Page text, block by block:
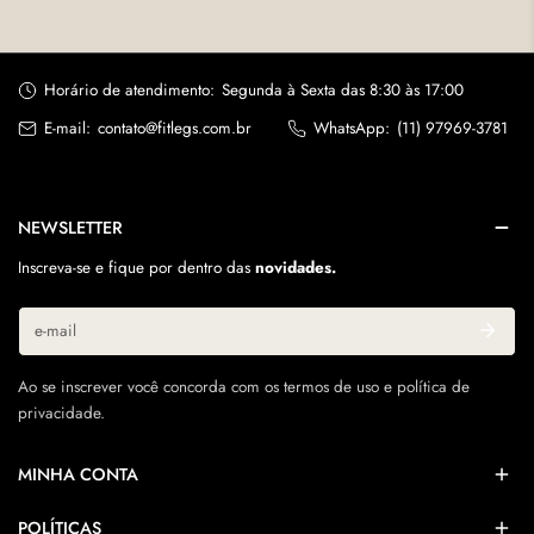
Horário de atendimento: Segunda à Sexta das 8:30 às 17:00
E-mail: contato@fitlegs.com.br WhatsApp: (11) 97969-3781
NEWSLETTER
Inscreva-se e fique por dentro das novidades.
E-
Ao se inscrever você concorda com os termos de uso e política de
privacidade.
MINHA CONTA
POLÍTICAS